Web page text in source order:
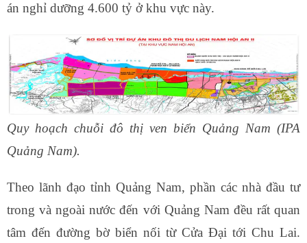
án nghỉ dưỡng 4.600 tỷ ở khu vực này.
Quy hoạch chuỗi đô thị ven biển Quảng Nam (IPA
Quảng Nam).
Theo lãnh đạo tỉnh Quảng Nam, phần các nhà đầu tư
trong và ngoài nước đến với Quảng Nam đều rất quan
tâm đến đường bờ biển nối từ Cửa Đại tới Chu Lai.